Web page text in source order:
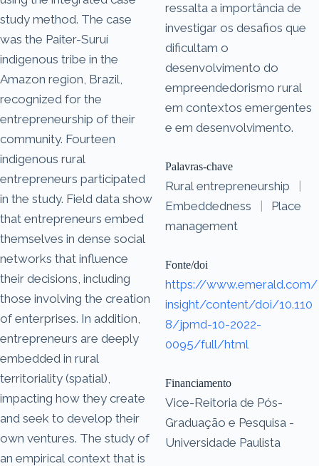
study method. The case
was the Paiter-Suruí
indigenous tribe in the
Amazon region, Brazil,
recognized for the
entrepreneurship of their
community. Fourteen
indigenous rural
entrepreneurs participated
in the study. Field data show
that entrepreneurs embed
themselves in dense social
networks that influence
their decisions, including
those involving the creation
of enterprises. In addition,
entrepreneurs are deeply
embedded in rural
territoriality (spatial),
impacting how they create
and seek to develop their
own ventures. The study of
an empirical context that is
ressalta a importância de
investigar os desafios que
dificultam o
desenvolvimento do
empreendedorismo rural
em contextos emergentes
e em desenvolvimento.
Palavras-chave
Rural entrepreneurship
|
Embeddedness
|
Place
management
Fonte/doi
https://www.emerald.com/
insight/content/doi/10.110
8/jpmd-10-2022-
0095/full/html
Financiamento
Vice-Reitoria de Pós-
Graduação e Pesquisa -
Universidade Paulista